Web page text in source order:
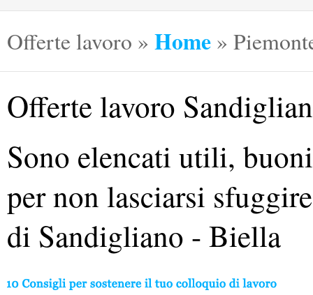
Offerte lavoro » Home »
Offerte lavoro
Sono elencati utili,
per non lasciarsi
di Sandigliano - Biella